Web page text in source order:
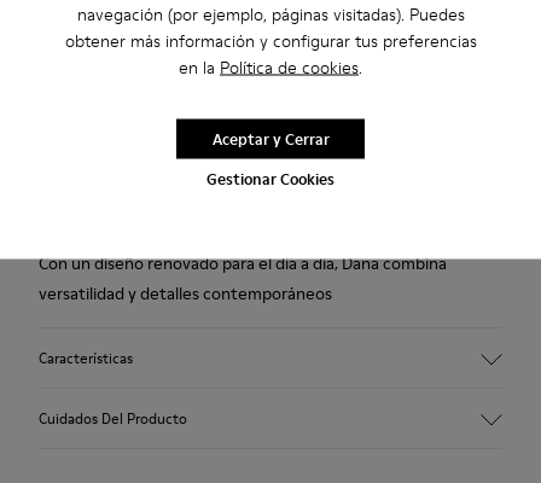
navegación (por ejemplo, páginas visitadas). Puedes
obtener más información y configurar tus preferencias
en la Política de cookies.
Gestionar Cookies
Aceptar y Cerrar
Haz los pagos más fáciles con Bizum, el servicio gratuito,
instantáneo y seguro.
Sandalias burdeos en tejido para mujer con plantillas
Con un diseño renovado para el día a día, Dana combina
versatilidad y detalles contemporáneos
Características
Cuidados Del Producto